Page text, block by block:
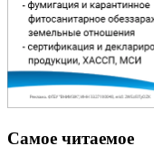
Самое читаемое